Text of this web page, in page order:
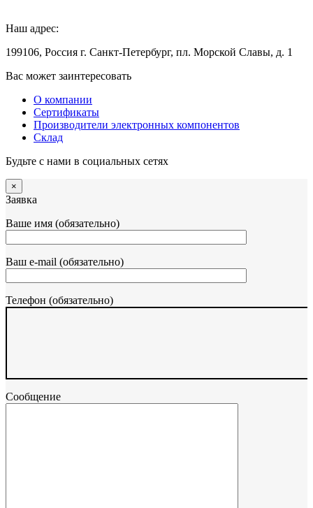
Наш адрес:
199106, Россия г. Санкт-Петербург, пл. Морской Славы, д. 1
Вас может заинтересовать
О компании
Сертификаты
Производители электронных компонентов
Склад
Будьте с нами в социальных сетях
×
Заявка
Ваше имя (обязательно)
Ваш e-mail (обязательно)
Телефон (обязательно)
Сообщение